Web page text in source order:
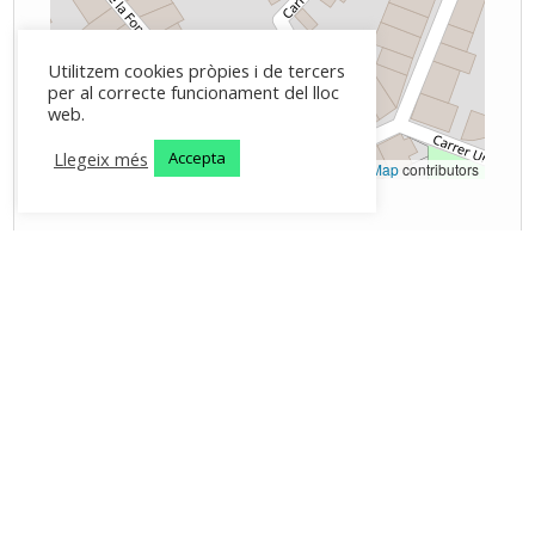
Leaflet OpenStreetMapcontributors
Utilitzem cookies pròpies i de tercers
per al correcte funcionament del lloc
web.
Llegeix més
Accepta